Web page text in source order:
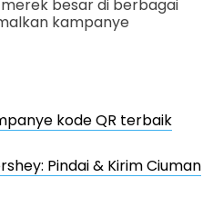
besar di berbagai
kampanye
kode QR terbaik
Pindai & Kirim Ciuman